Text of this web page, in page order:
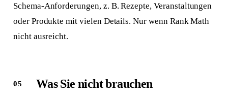
Schema-Anforderungen, z. B. Rezepte, Veranstaltungen
oder Produkte mit vielen Details. Nur wenn Rank Math
nicht ausreicht.
Was Sie nicht brauchen